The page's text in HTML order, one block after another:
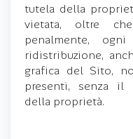
tutela della
vietata, oltre
penalmente,
ridistribuzione,
grafica del Sito,
presenti, senza il
della proprietà.